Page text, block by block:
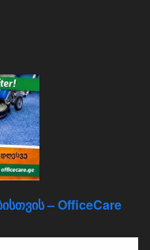
– OfficeCare